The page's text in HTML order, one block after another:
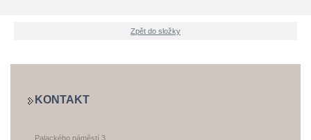
Zpět do složky
KONTAKT
Palackého náměstí 3